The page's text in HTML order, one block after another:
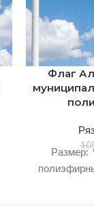
Флаг
Размер: